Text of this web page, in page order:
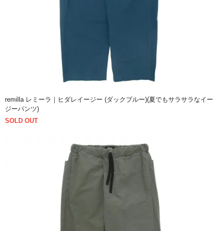
remilla レミーラ｜ヒダレイージー (ダックブルー)(夏でもサラサラなイー
ジーパンツ)
SOLD OUT